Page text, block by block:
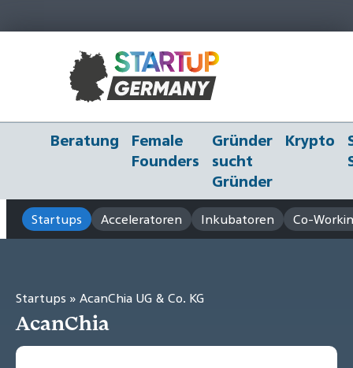
Beratung
Female
Founders
Gründer
sucht
Gründer
Krypto
Startups Acceleratoren Inkubatoren Co-
Startups » AcanChia UG & Co. KG
AcanChia